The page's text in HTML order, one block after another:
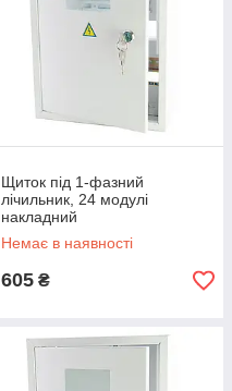
Щиток під 1-фазний
лічильник, 24 модулі
накладний
Немає в наявності
605 ₴